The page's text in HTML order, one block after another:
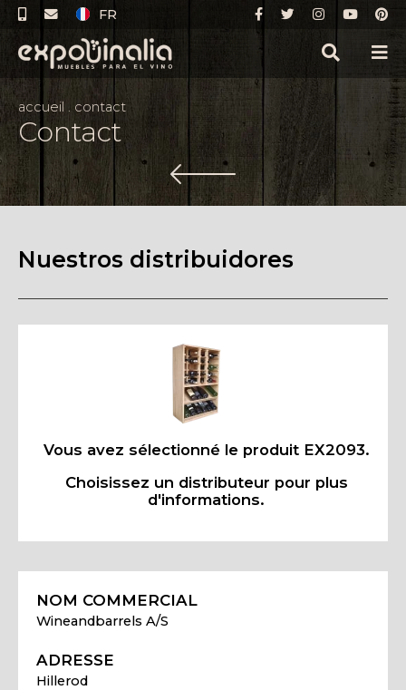
FR
accueil . contact
Contact
Nuestros distribuidores
Vous avez sélectionné le produit EX2093.
Choisissez un distributeur pour plus
d'informations.
NOM COMMERCIAL
Wineandbarrels A/S
ADRESSE
Hillerod